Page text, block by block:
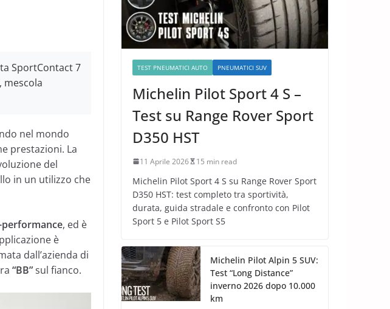
SportContact 7
mescola
nel mondo
prestazioni. La
del
in un utilizzo che
, ed è
è
dall’azienda di
“BB”sul fianco.
TEST PNEUMATICI AUTO PNEUMATICI SUV
Michelin Pilot Sport 4 S –
Test su Range Rover Sport
D350 HST
11 Aprile 2026 15 min read
Michelin Pilot Sport 4 S su Range Rover Sport
D350 HST: test completo tra sportività,
durata, guida stradale e confronto con Pilot
Sport 5 e Pilot Sport S5
Michelin Pilot Alpin 5 SUV:
Test “Long Distance”
inverno 2026 dopo 10.000
km